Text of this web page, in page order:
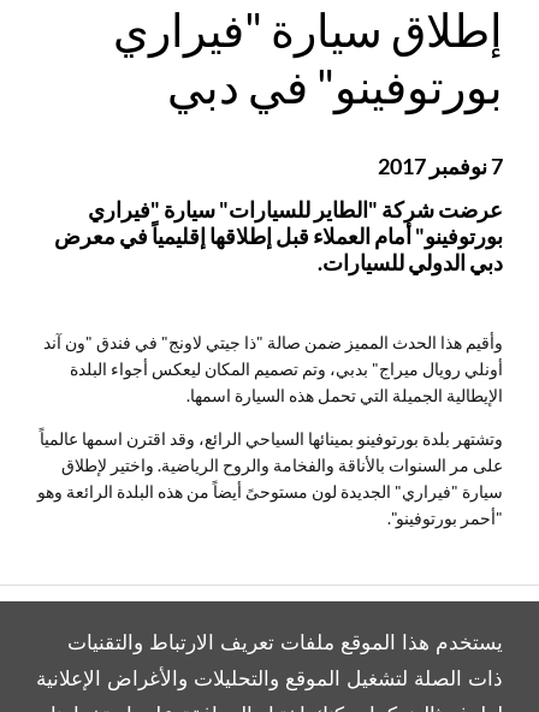
يستخدم هذا الموقع ملفات تعريف الارتباط والتقنيات
ذات الصلة لتشغيل الموقع والتحليلات والأغراض الإعلانية
إطلاق سيارة "فيراري
بورتوفينو" في دبي
7 نوفمبر 2017
عرضت شركة "الطاير للسيارات" سيارة "فيراري
بورتوفينو" أمام العملاء قبل إطلاقها إقليمياً في معرض
دبي الدولي للسيارات.
وأقيم هذا الحدث المميز ضمن صالة "ذا جيتي لاونج" في فندق "ون آند
أونلي رويال ميراج" بدبي، وتم تصميم المكان ليعكس أجواء البلدة
الإيطالية الجميلة التي تحمل هذه السيارة اسمها.
وتشتهر بلدة بورتوفينو بمينائها السياحي الرائع، وقد اقترن اسمها عالمياً
على مر السنوات بالأناقة والفخامة والروح الرياضية. واختير لإطلاق
سيارة "فيراري" الجديدة لون مستوحىً أيضاً من هذه البلدة الرائعة وهو
"أحمر بورتوفينو".